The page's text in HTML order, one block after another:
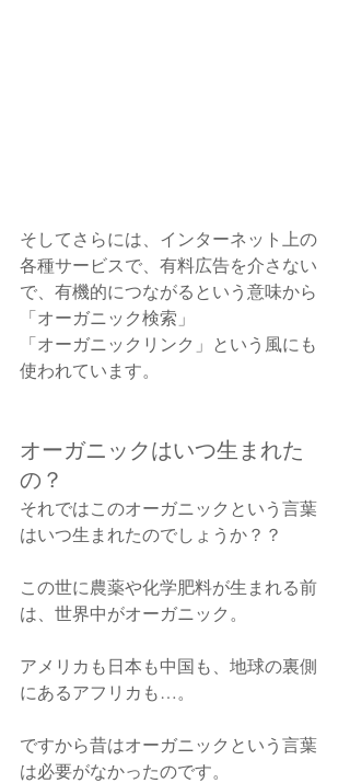
そしてさらには、インターネット上の
各種サービスで、有料広告を介さない
で、有機的につながるという意味から
「オーガニック検索」
「オーガニックリンク」という風にも
使われています。
オーガニックはいつ生まれた
の？
それではこのオーガニックという言葉
はいつ生まれたのでしょうか？？
この世に農薬や化学肥料が生まれる前
は、世界中がオーガニック。
アメリカも日本も中国も、地球の裏側
にあるアフリカも…。
ですから昔はオーガニックという言葉
は必要がなかったのです。